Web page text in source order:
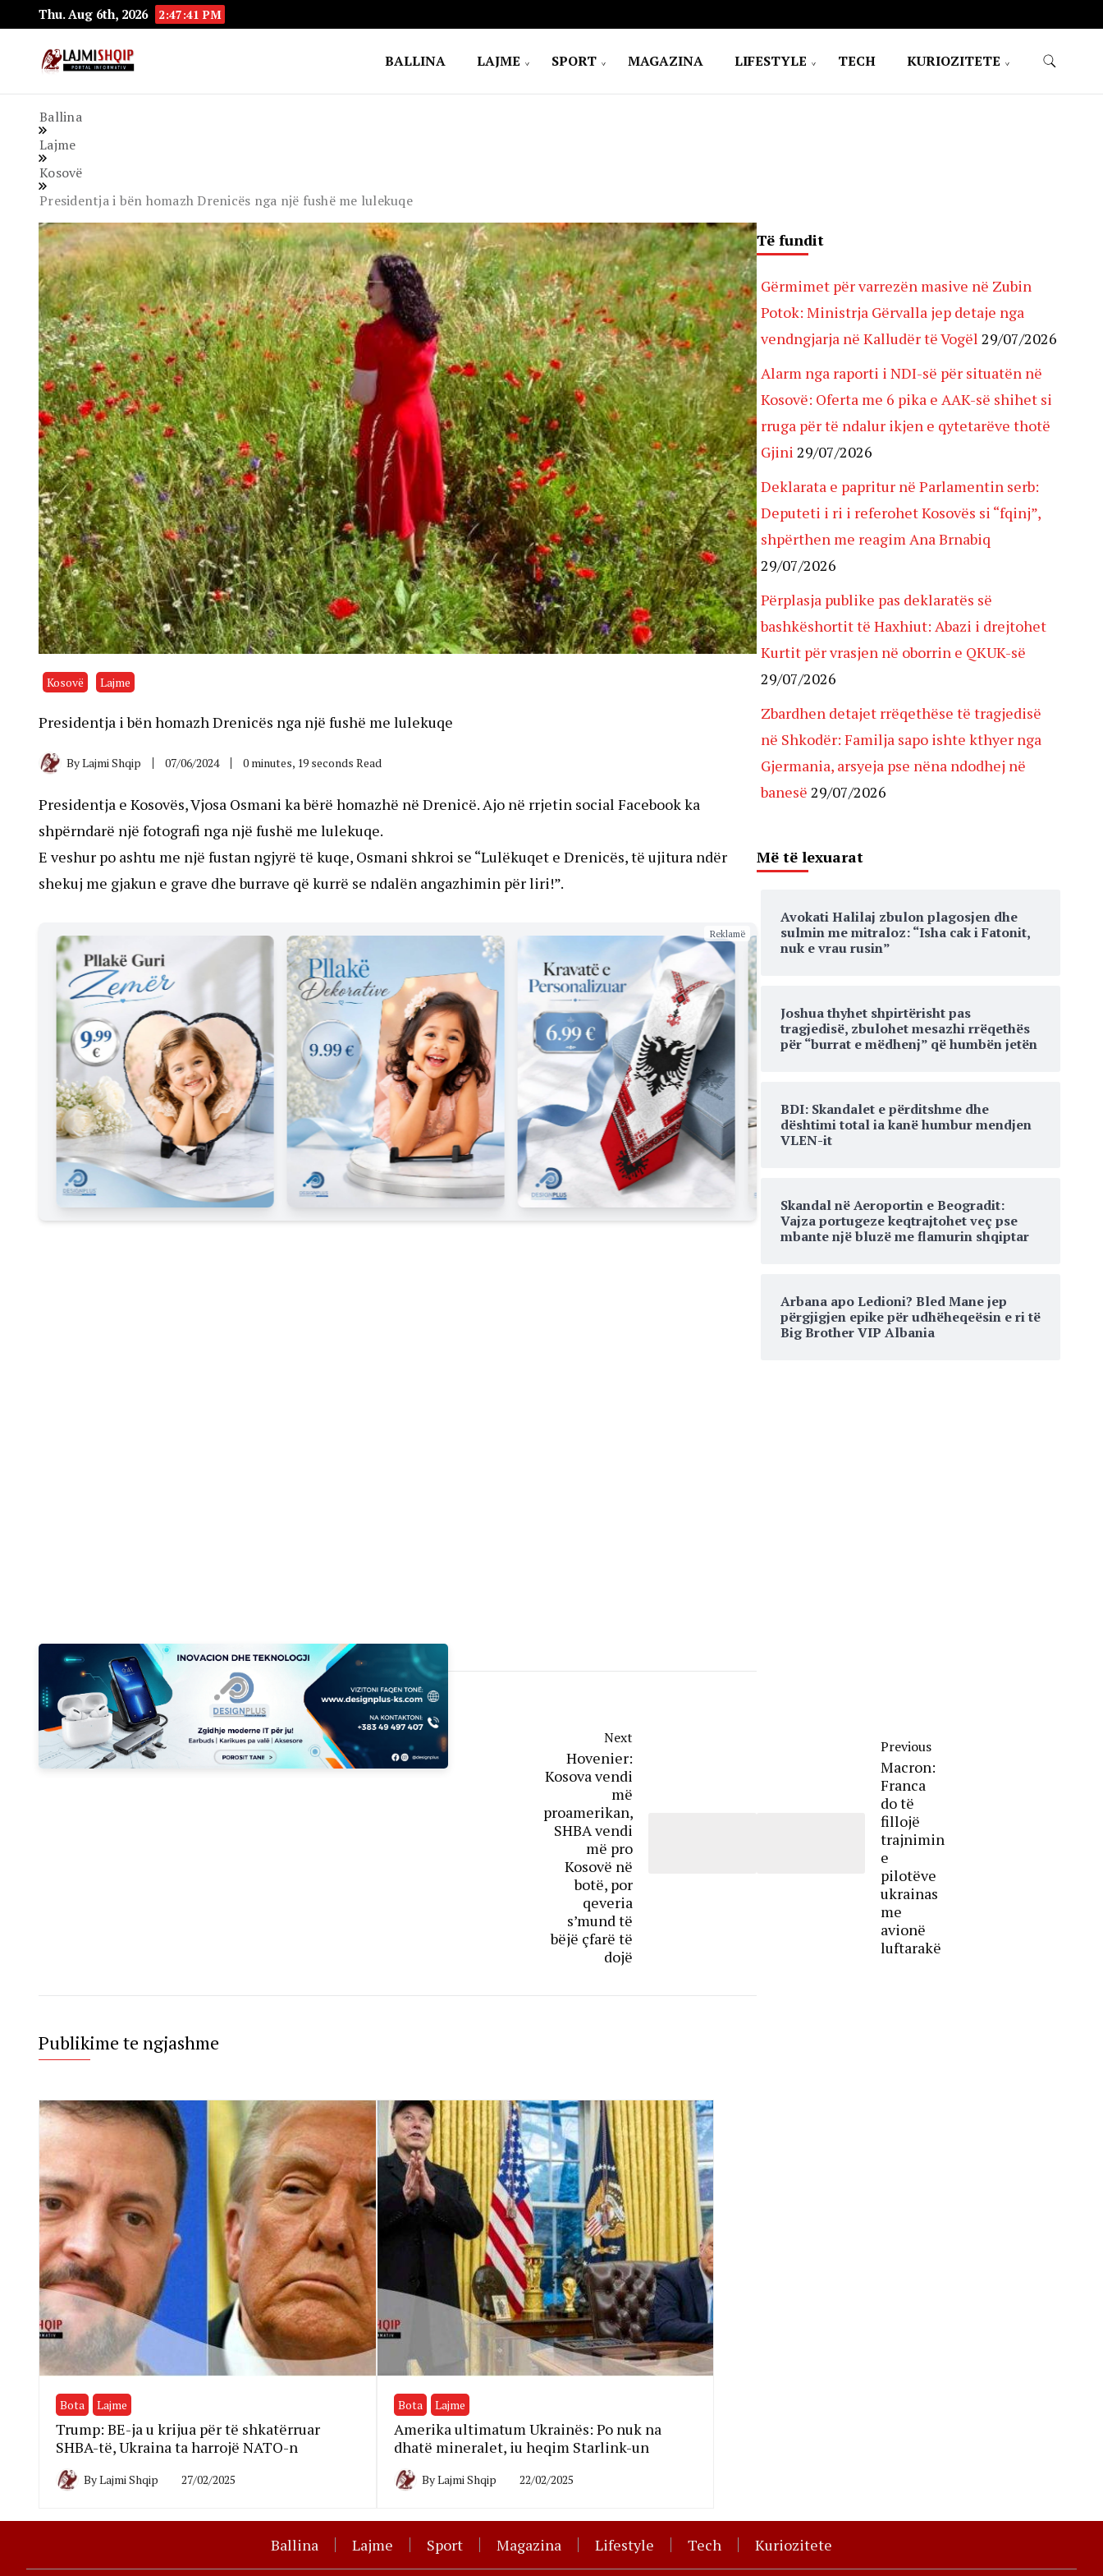
Thu. Aug 6th, 2026 2:47:43 PM
BALLINA LAJME SPORT MAGAZINA LIFESTYLE TECH KURIOZITETE
Ballina
Lajme
Kosovë
Presidentja i bën homazh Drenicës nga një fushë me lulekuqe
Kosovë Lajme
Presidentja i bën homazh Drenicës nga një fushë me lulekuqe
ByLajmi Shqip 07/06/2024 0 minutes, 19 seconds Read
Presidentja e Kosovës, Vjosa Osmani ka bërë homazhë në Drenicë. Ajo në rrjetin social Facebook ka
shpërndarë një fotografi nga një fushë me lulekuqe.
E veshur po ashtu me një fustan ngjyrë të kuqe, Osmani shkroi se “Lulëkuqet e Drenicës, të ujitura ndër
shekuj me gjakun e grave dhe burrave që kurrë se ndalën angazhimin për liri!”.
Reklamë
Previous
Macron:
Franca
do të
fillojë
trajnimin
e
pilotëve
ukrainas
me
avionë
luftarakë
Next
Hovenier:
Kosova vendi
më
proamerikan,
SHBA vendi
më pro
Kosovë në
botë, por
qeveria
s’mund të
bëjë çfarë të
dojë
Publikime te ngjashme
Bota Lajme
Trump: BE-ja u krijua për të shkatërruar
SHBA-të, Ukraina ta harrojë NATO-n
ByLajmi Shqip 27/02/2025
Bota Lajme
Amerika ultimatum Ukrainës: Po nuk na
dhatë mineralet, iu heqim Starlink-un
ByLajmi Shqip 22/02/2025
Të fundit
Gërmimet për varrezën masive në Zubin
Potok: Ministrja Gërvalla jep detaje nga
vendngjarja në Kalludër të Vogël 29/07/2026
Alarm nga raporti i NDI-së për situatën në
Kosovë: Oferta me 6 pika e AAK-së shihet si
rruga për të ndalur ikjen e qytetarëve thotë
Gjini 29/07/2026
Deklarata e papritur në Parlamentin serb:
Deputeti i ri i referohet Kosovës si “fqinj”,
shpërthen me reagim Ana Brnabiq
29/07/2026
Përplasja publike pas deklaratës së
bashkëshortit të Haxhiut: Abazi i drejtohet
Kurtit për vrasjen në oborrin e QKUK-së
29/07/2026
Zbardhen detajet rrëqethëse të tragjedisë
në Shkodër: Familja sapo ishte kthyer nga
Gjermania, arsyeja pse nëna ndodhej në
banesë 29/07/2026
Më të lexuarat
Avokati Halilaj zbulon plagosjen dhe
sulmin me mitraloz: “Isha cak i Fatonit,
nuk e vrau rusin”
Joshua thyhet shpirtërisht pas
tragjedisë, zbulohet mesazhi rrëqethës
për “burrat e mëdhenj” që humbën jetën
BDI: Skandalet e përditshme dhe
dështimi total ia kanë humbur mendjen
VLEN-it
Skandal në Aeroportin e Beogradit:
Vajza portugeze keqtrajtohet veç pse
mbante një bluzë me flamurin shqiptar
Arbana apo Ledioni? Bled Mane jep
përgjigjen epike për udhëheqeësin e ri të
Big Brother VIP Albania
Ballina Lajme Sport Magazina Lifestyle Tech Kuriozitete